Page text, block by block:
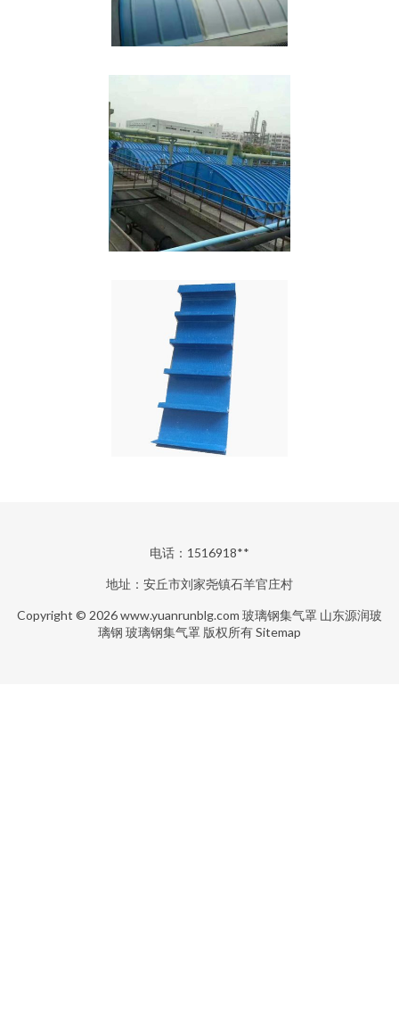
电话：1516918**
地址：安丘市刘家尧镇石羊官庄村
Copyright © 2026www.yuanrunblg.com 玻璃钢集气罩 山东源润玻
璃钢 玻璃钢集气罩 版权所有Sitemap